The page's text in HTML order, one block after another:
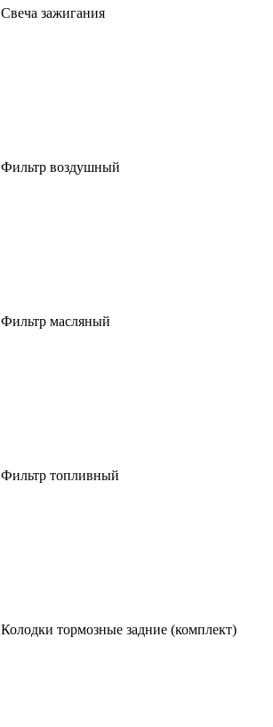
Свеча зажигания
Фильтр воздушный
Фильтр масляный
Фильтр топливный
Колодки тормозные задние (комплект)